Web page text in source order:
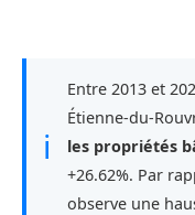
ℹ
Entre 2013 et
Étienne-du-
les propriétés
+26.62%. Par
observe une